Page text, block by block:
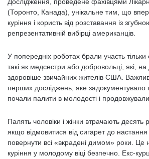
(Торонто, Канада), унікальне тим, що
куріння і користь від розставання із
репрезентативній вибірці американців.
У попередніх роботах брали участь тільки
такі як медсестри або добровольці, які, на
здоровіше звичайних жителів США.
перших досліджень, яке задокументувало
почали палити в молодості і продовжували
Палять чоловіки і жінки втрачають десять
якщо відмовитися від сигарет до
повернути всі «вкрадені димом» роки. Це
куріння у молодому віці безпечно. Екс-